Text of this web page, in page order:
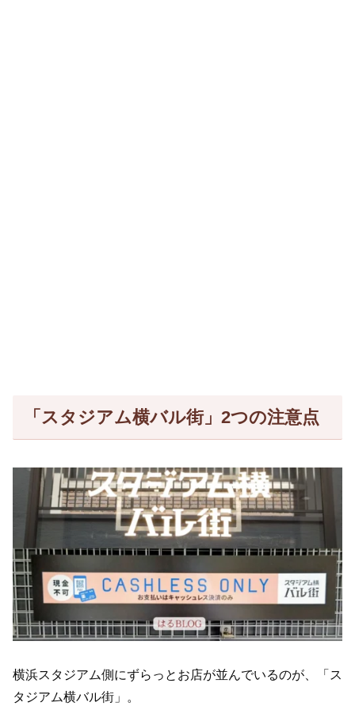
「スタジアム横バル街」2つの注意点
横浜スタジアム側にずらっとお店が並んでいるのが、「ス
タジアム横バル街」。